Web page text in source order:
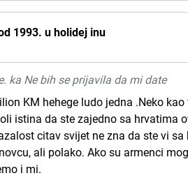
1993. u holidej inu
ka Ne bih se prijavila da mi date
KM hehege ludo jedna .Neko
istina da ste zajedno sa hrvatima
citav svijet ne zna da ste vi
ali polako. Ako su armenci
i mi.